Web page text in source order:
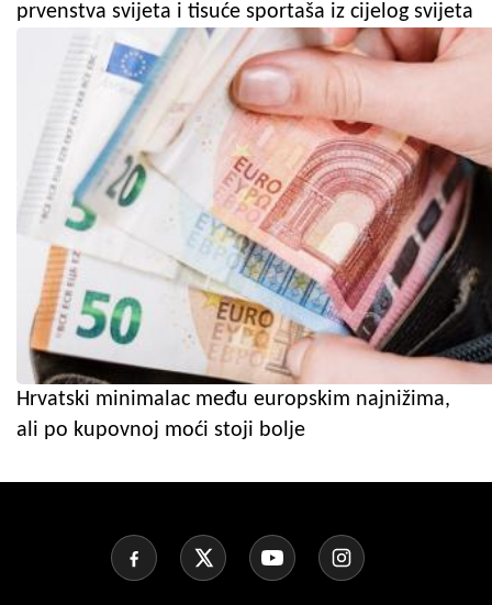
prvenstva svijeta i tisuće sportaša iz cijelog svijeta
Hrvatski minimalac među europskim najnižima,
ali po kupovnoj moći stoji bolje